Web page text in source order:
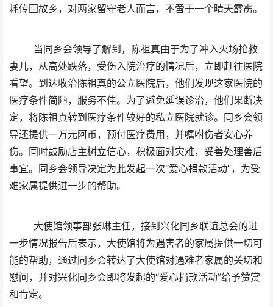
耗传回故乡，对两家留守老人而言，不啻于一个晴天霹雳。
当同乡会领导了解到，陈祖真由于为了冲入火场抢救
妻儿，从高处跌落，受伤入院治疗的情况后，立即赶往医院
看望。到达收治陈祖真的公立医院后，他们发现这家医院的
医疗条件简陋，服务不佳。为了避免延误诊治，他们果断决
定，将陈祖真转到医疗条件较好的私立医院就诊。同乡会领
导还提供一万元阿币，预付医疗费用，并嘱咐伤者安心养
伤。同时鼓励店主树立信心，积极面对灾难，妥善处理善后
事宜。同乡会领导决定为此发起一次“爱心捐款活动”，为受
难家属提供进一步的帮助。
大使馆领事部张琳主任，接到兴化同乡联谊总会的进
一步情况报告后表示，大使馆将为遇害者的家属提供一切可
能的帮助，通过同乡会转达了大使馆对遇难者家属的关切和
慰问，并对兴化同乡会即将发起的“爱心捐款活动”给予赞赏
和肯定。